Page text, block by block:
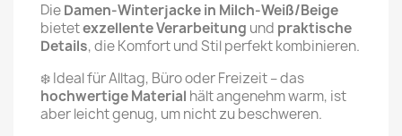
DieDamen-Winterjacke in Milch-Weiß/Beige
bietetexzellente Verarbeitung und praktische
Details, die Komfort und Stil perfekt kombinieren.
❄️ Ideal für Alltag, Büro oder Freizeit – das
hochwertige Material hält angenehm warm, ist
aber leicht genug, um nicht zu beschweren.